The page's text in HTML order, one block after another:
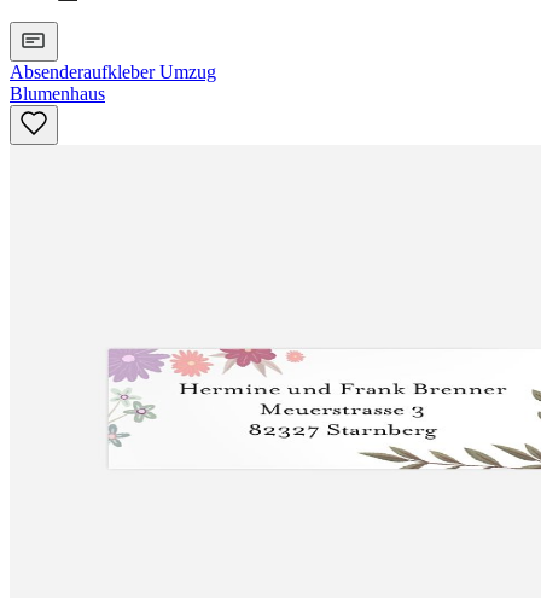
Absenderaufkleber Umzug
Blumenhaus